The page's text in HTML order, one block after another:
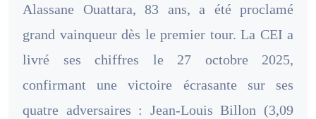
Alassane Ouattara, 83 ans, a été proclamé
grand vainqueur dès le premier tour. La CEI a
livré ses chiffres le 27 octobre 2025,
confirmant une victoire écrasante sur ses
quatre adversaires : Jean-Louis Billon (3,09